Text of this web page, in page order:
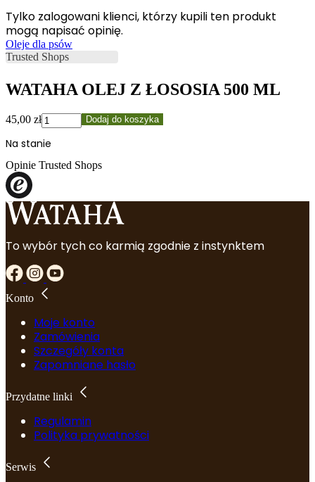
Tylko zalogowani klienci, którzy kupili ten produkt
mogą napisać opinię.
Oleje dla psów
WATAHA OLEJ Z ŁOSOSIA 500 ML
45,00 złilość
WATAHA
OLEJ
ŁOSOSIA
Dodaj do koszyka
Na stanie
Opinie Trusted Shops
To wybór tych co karmią zgodnie z instynktem
Konto
Moje konto
Zamówienia
Szczegóły konta
Zapomniane hasło
Przydatne linki
Regulamin
Polityka prywatności
Serwis